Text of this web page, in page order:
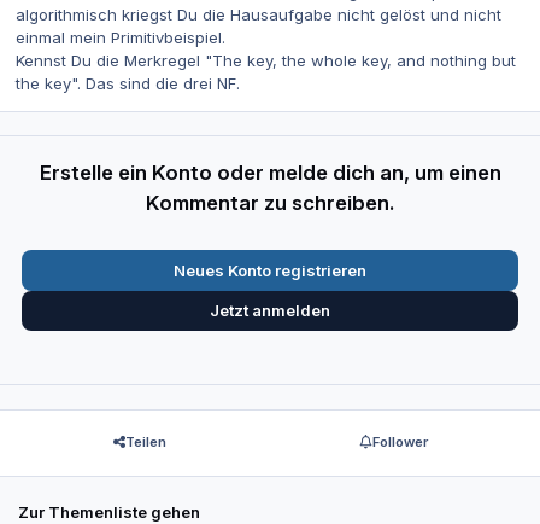
algorithmisch kriegst Du die Hausaufgabe nicht gelöst und nicht
einmal mein Primitivbeispiel.
Kennst Du die Merkregel "The key, the whole key, and nothing but
the key". Das sind die drei NF.
Erstelle ein Konto oder melde dich an, um einen
Kommentar zu schreiben.
Neues Konto registrieren
Jetzt anmelden
Teilen Follower
Zur Themenliste gehen